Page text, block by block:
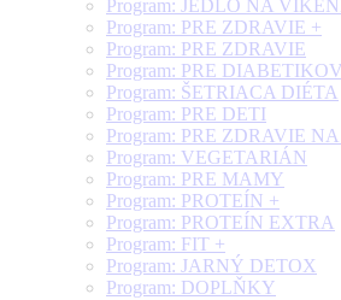
Program: JEDLO NA
Program: PRE ZDRAVIE +
Program: PRE ZDRAVIE
Program: PRE DIABETIKOV
Program: ŠETRIACA DIÉTA
Program: PRE DETI
Program: PRE ZDRAVIE
Program: VEGETARIÁN
Program: PRE MAMY
Program: PROTEÍN +
Program: PROTEÍN EXTRA
Program: FIT +
Program: JARNÝ DETOX
Program: DOPLŇKY